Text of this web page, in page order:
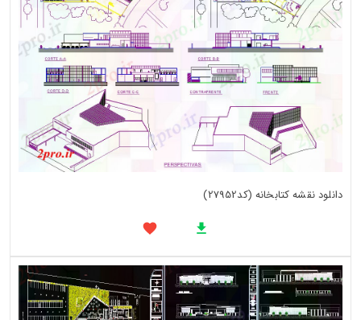
دانلود نقشه کتابخانه (کد27952)